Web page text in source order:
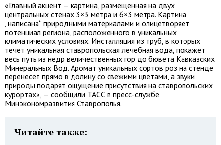
«Главный акцент — картина, размещенная на двух
центральных стенах 3×3 метра и 6×3 метра. Картина
„написана“ природными материалами и олицетворяет
потенциал региона, расположенного в уникальных
климатических условиях. Инсталляция из труб, в которых
течет уникальная ставропольская лечебная вода, покажет
весь путь из недр величественных гор до бювета Кавказских
Минеральных Вод. Аромат уникальных сортов роз на стенде
перенесет прямо в долину со свежими цветами, а звуки
природы подарят ощущение присутствия на ставропольских
курортах», — сообщили ТАСС в пресс-службе
Минэкономразвития Ставрополья.
Читайте также: